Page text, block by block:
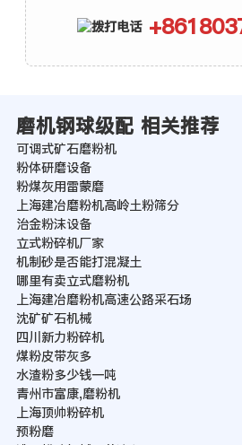
磨机钢球级配 相关推荐
可调式矿石磨粉机
粉体研磨设备
粉煤灰用雷蒙磨
上海建冶磨粉机高岭土粉筛分
治金粉沫设备
立式粉碎机厂家
机制砂是否能打混凝土
哪里有卖立式磨粉机
上海建冶磨粉机高速公路采石场
沈矿矿石机械
四川新力粉碎机
煤粉皮带灰多
水渣粉多少钱一吨
青州市富康,磨粉机
上海顶帅粉碎机
预粉磨